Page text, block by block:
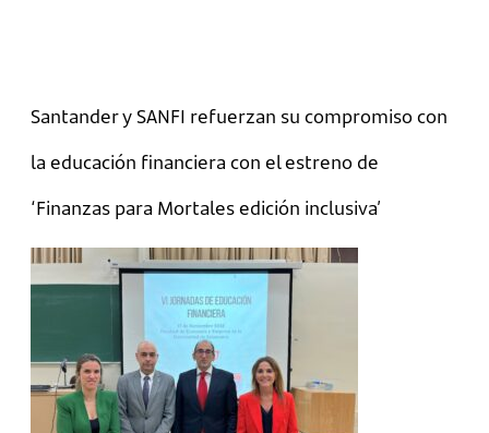
Santander y SANFI refuerzan su compromiso con
la educación financiera con el estreno de
‘Finanzas para Mortales edición inclusiva’